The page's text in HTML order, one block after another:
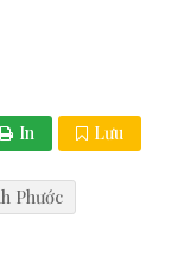
In Lưu
Phước